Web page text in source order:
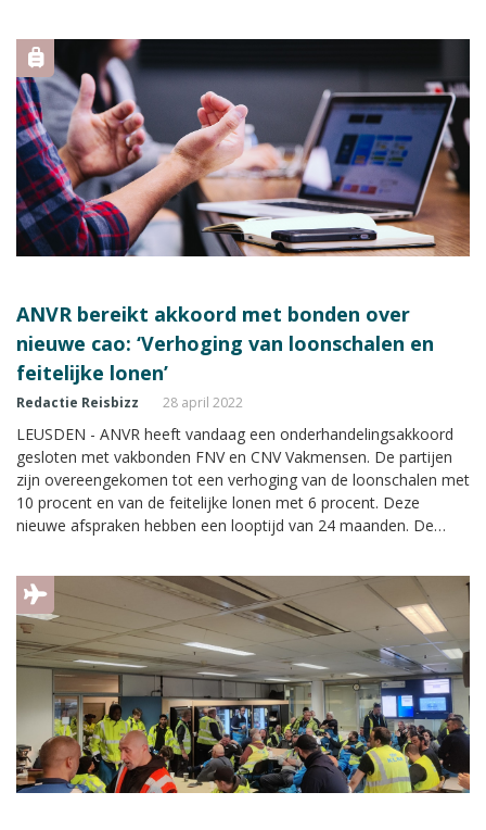
ANVR bereikt akkoord met bonden over
nieuwe cao: ‘Verhoging van loonschalen en
feitelijke lonen’
Redactie Reisbizz 28 april 2022
LEUSDEN - ANVR heeft vandaag een onderhandelingsakkoord
gesloten met vakbonden FNV en CNV Vakmensen. De partijen
zijn overeengekomen tot een verhoging van de loonschalen met
10 procent en van de feitelijke lonen met 6 procent. Deze
nieuwe afspraken hebben een looptijd van 24 maanden. De
over het akkoord tot deze definitief kan worden.